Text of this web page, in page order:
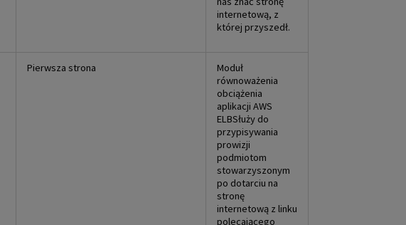
internetową, z
której przyszedł.
Pierwsza strona
Moduł
równoważenia
obciążenia
aplikacji AWS
ELBSłuży do
przypisywania
prowizji
podmiotom
stowarzyszonym
po dotarciu na
stronę
internetową z linku
polecającego